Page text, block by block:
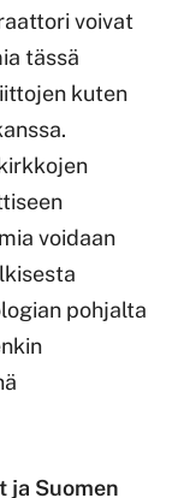
voivat
tässä
kuten
voidaan
pohjalta
ja Suomen